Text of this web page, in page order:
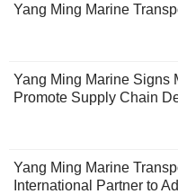
Yang Ming Marine
Yang Ming Marine Signs
Promote Supply Chain
Yang Ming Marine
International Partner to